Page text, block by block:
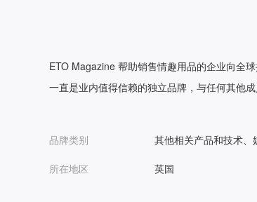
ETO Magazine 帮助销售情趣用品的企业向全
一直是业内值得信赖的独立品牌，与任何其他成
品牌类别 其他相关产品和技术、
所在地区 英国